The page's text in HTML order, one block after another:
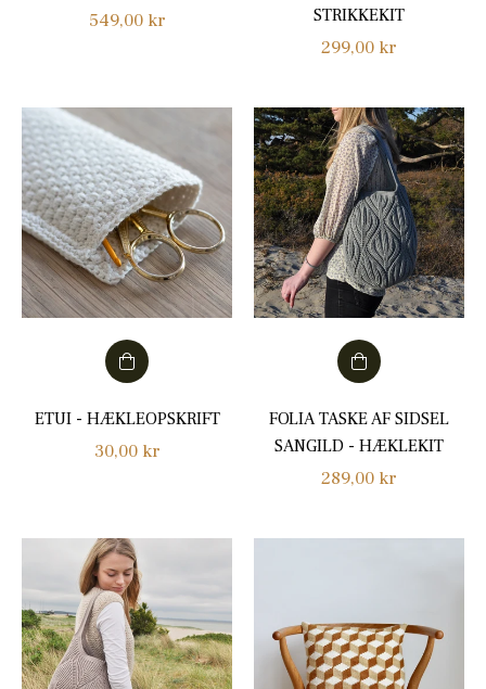
Normalpris
549,00 kr
STRIKKEKIT
Normalpris
299,00 kr
ETUI - HÆKLEOPSKRIFT
Normalpris
30,00 kr
FOLIA TASKE AF SIDSEL
SANGILD - HÆKLEKIT
Normalpris
289,00 kr